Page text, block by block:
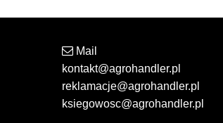
Mail
kontakt@agrohandler.pl
reklamacje@agrohandler.pl
ksiegowosc@agrohandler.pl